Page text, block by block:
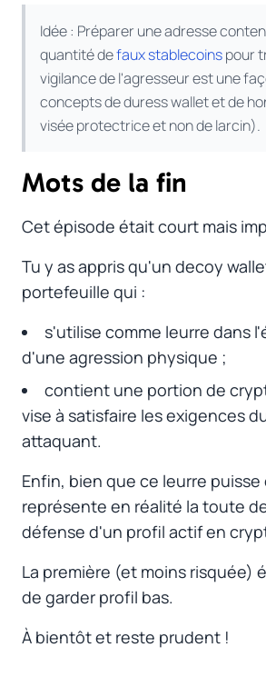
Idée : Préparer une adresse
quantité defaux stablecoinspour
vigilance de l'agresseur est une
concepts de duress wallet et de
visée protectrice et non de larcin).
Mots de la fin
Cet épisode était court mais
Tu y as appris qu'un decoy
portefeuille qui :
s'utilise comme leurre dans
d'une agression physique ;
contient une portion de
vise à satisfaire les exigences
attaquant.
Enfin, bien que ce leurre
représente en réalité la toute
défense d'un profil actif en
La première (et moins risquée)
de garder profil bas.
À bientôt et reste prudent !